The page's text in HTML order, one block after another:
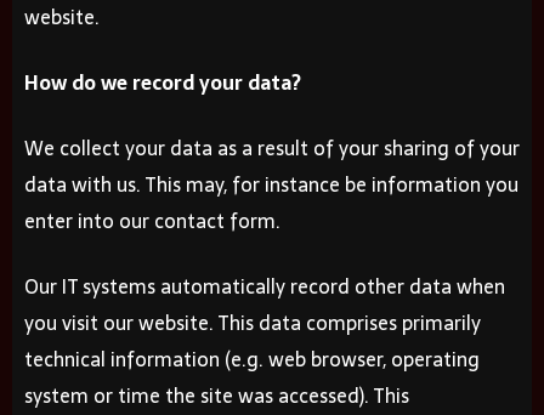
website.
How do we record your data?
We collect your data as a result of your sharing of your
data with us. This may, for instance be information you
enter into our contact form.
Our IT systems automatically record other data when
you visit our website. This data comprises primarily
technical information (e.g. web browser, operating
system or time the site was accessed). This